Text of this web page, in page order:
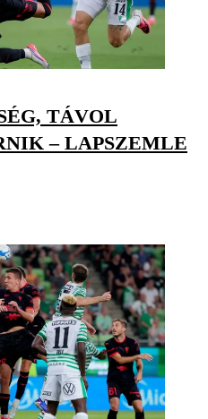
TÁVOL
– LAPSZEMLE